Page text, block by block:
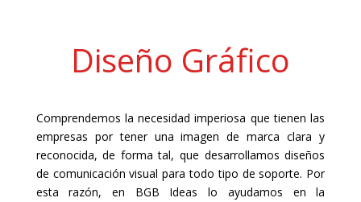
Diseño Gráfico
Comprendemos la necesidad imperiosa que tienen las
empresas por tener una imagen de marca clara y
reconocida, de forma tal, que desarrollamos diseños
de comunicación visual para todo tipo de soporte. Por
esta razón, en BGB Ideas lo ayudamos en la